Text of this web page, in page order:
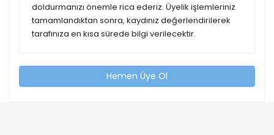
doldurmanızı önemle rica ederiz. Üyelik işlemleriniz
tamamlandıktan sonra, kaydınız değerlendirilerek
tarafınıza en kısa sürede bilgi verilecektir.
Hemen Üye Ol